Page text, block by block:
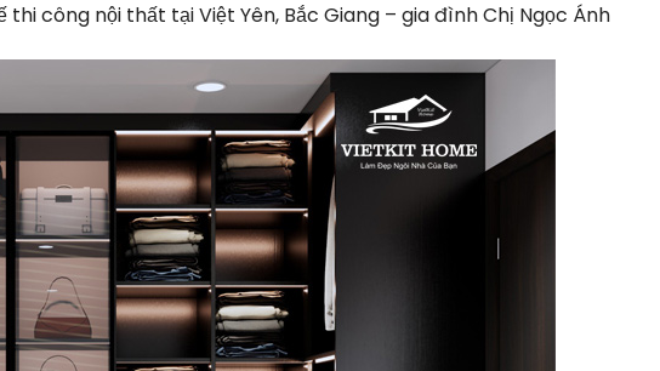
thi công nội thất tại Việt Yên, Bắc Giang – gia đình Chị Ngọc Ánh